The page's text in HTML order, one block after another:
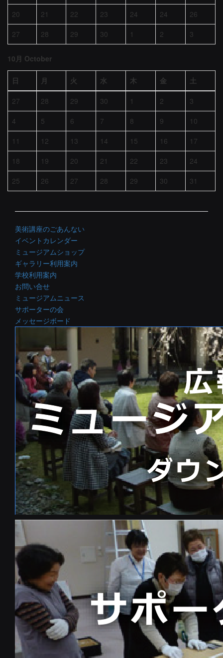
20
21 22 23 24 24
26
27
28 29 30 1 2 3
10月 October
日 月 火 水 木 金 土
27 28 29 30 1 2
3
4
5 6 7 8 9
10
11
12 13 14 15 16
17
18
19 20 21 22 23
24
25
26 27 28 29 30 31
美術講座のごあんない
イベントカレンダー
ミュージアムショップ
ギャラリー利用案内
学校利用案内
お問い合せ
ミュージアムニュース
サポーターの会
メッセージボード